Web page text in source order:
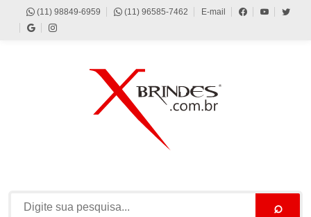
(11) 98849-6959 (11) 96585-7462 E-mail
⌕